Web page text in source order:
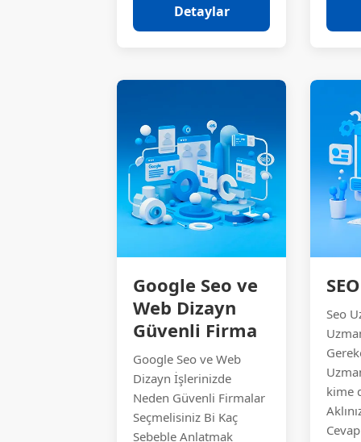
Detaylar
Google Seo ve
Web Dizayn
Güvenli Firma
Google Seo ve Web
Dizayn İşlerinizde
Neden Güvenli Firmalar
Seçmelisiniz Bi Kaç
Sebeble Anlatmak
Seo
kime